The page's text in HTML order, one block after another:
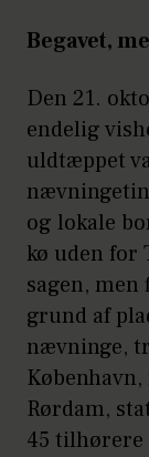
Begavet,
Den 21.
endelig
uldtæppet
og lokale
kø uden for
sagen,
grund af
nævninge,
Rørdam,
45 tilhørere